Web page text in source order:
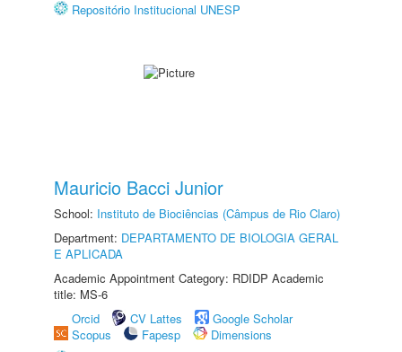
Repositório Institucional UNESP
Mauricio Bacci Junior
School: Instituto de Biociências (Câmpus de Rio Claro)
Department: DEPARTAMENTO DE BIOLOGIA GERAL
E APLICADA
Academic Appointment Category: RDIDP Academic
title: MS-6
Orcid
CV Lattes
Google Scholar
Scopus
Fapesp
Dimensions